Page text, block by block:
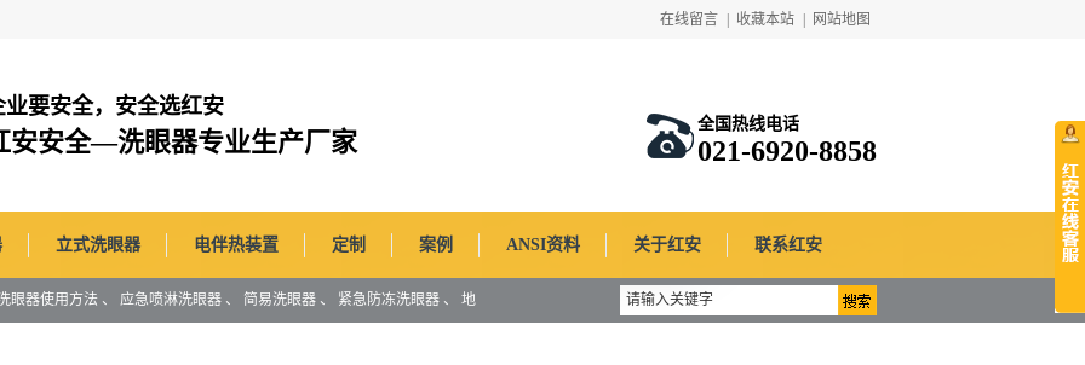
在线留言 收藏本站 网站地图
业要安全，安全选红安
安安全—洗眼器专业生产厂家
全国热线电话
021-6920-8858
立式洗眼器 电伴热装置 定制 案例 ANSI资料 关于红安 联系红安
眼器使用方法 、 应急喷淋洗眼器 、 简易洗眼器 、 紧急防冻洗眼器 、 地